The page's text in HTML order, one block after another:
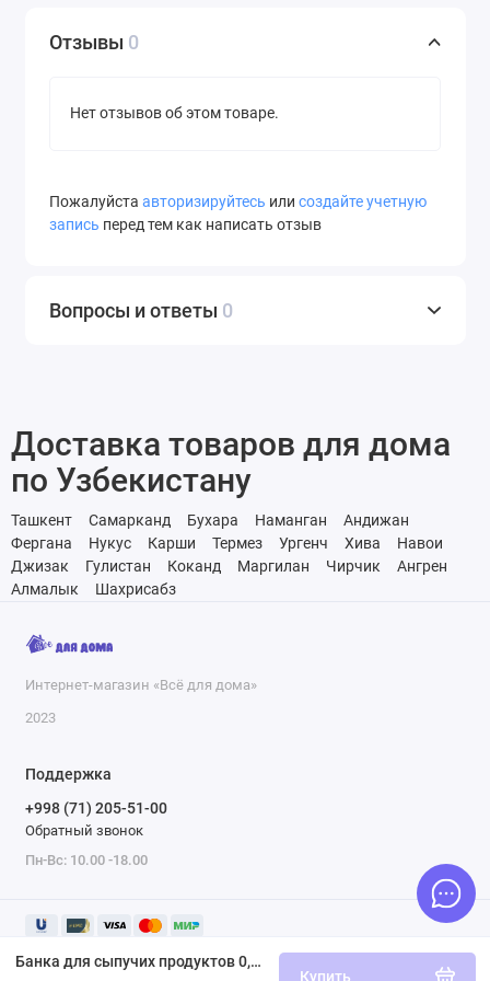
Банка для сыпучих продуктов 0,5 л с завинчивающейся крышкой Plast Team STOCKHOLM шоколадный мокко
Купить
Отзывы 0
Нет отзывов об этом товаре.
Пожалуйста авторизируйтесь или создайте учетную
запись перед тем как написать отзыв
Вопросы и ответы 0
Доставка товаров для дома
по Узбекистану
Ташкент Самарканд Бухара Наманган
Андижан
Фергана
Нукус Карши Термез Ургенч Хива
Навои
Джизак
Гулистан Коканд Маргилан Чирчик
Ангрен
Алмалык
Шахрисабз
Интернет-магазин «Всё для дома»
2023
Поддержка
+998 (71) 205-51-00
Обратный звонок
Пн-Вс: 10.00 -18.00